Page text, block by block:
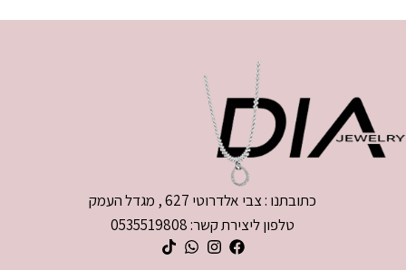
כתובתנו : צבי אלדרוטי 627 , מגדל העמק
טלפון ליצירת קשר: 0535519808